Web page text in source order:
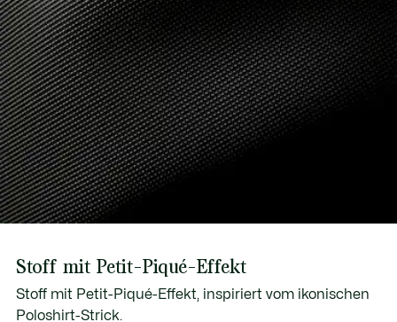
Stoff mit Petit-Piqué-Effekt
Stoff mit Petit-Piqué-Effekt, inspiriert vom ikonischen
Poloshirt-Strick.